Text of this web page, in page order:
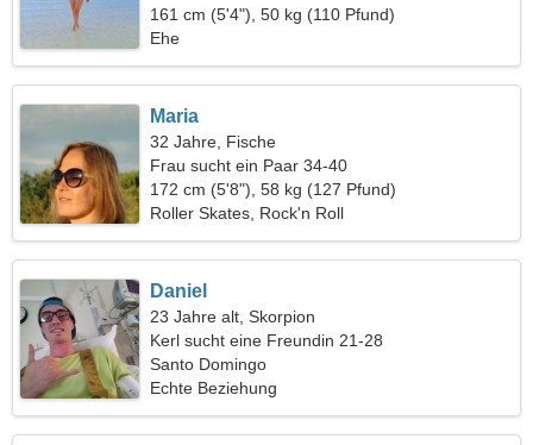
161 cm (5'4"), 50 kg (110 Pfund)
Ehe
Maria
32 Jahre, Fische
Frau sucht ein Paar 34-40
172 cm (5'8"), 58 kg (127 Pfund)
Roller Skates, Rock'n Roll
Daniel
23 Jahre alt, Skorpion
Kerl sucht eine Freundin 21-28
Santo Domingo
Echte Beziehung